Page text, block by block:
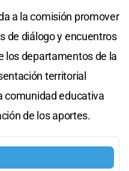
a la comisión promover
de diálogo y encuentros
los departamentos de la
territorial
comunidad educativa
de los aportes.